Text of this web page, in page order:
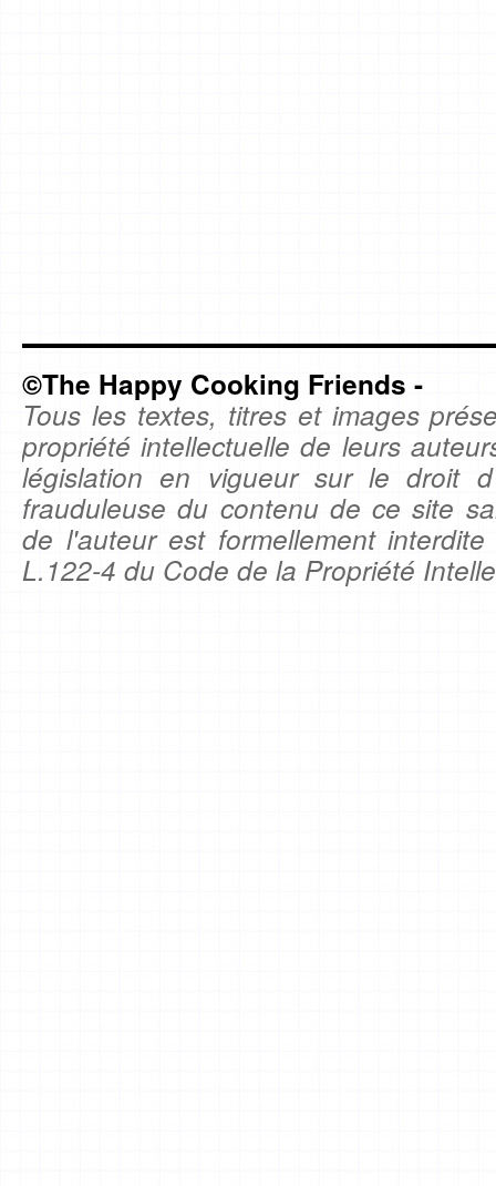
©The Happy Cooking Friends -
Tous les textes, titres et images
propriété intellectuelle de leurs
législation en vigueur sur le droit
frauduleuse du contenu de ce site
de l'auteur est formellement
L.122-4 du Code de la Propriété